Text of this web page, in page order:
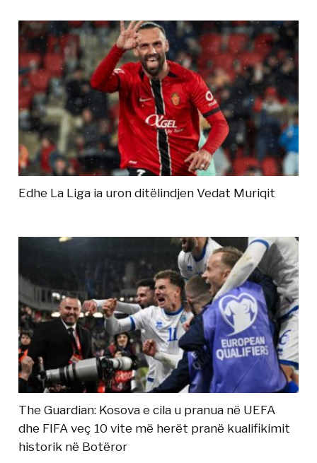
Edhe La Liga ia uron ditëlindjen Vedat Muriqit
The Guardian: Kosova e cila u pranua në UEFA
dhe FIFA veç 10 vite më herët pranë kualifikimit
historik në Botëror